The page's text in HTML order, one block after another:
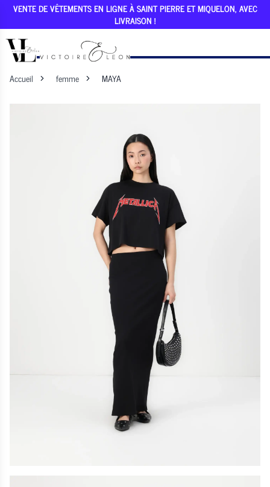
VENTE DE VÊTEMENTS EN LIGNE À SAINT PIERRE ET MIQUELON, AVEC
LIVRAISON !
Accueil femme MAYA